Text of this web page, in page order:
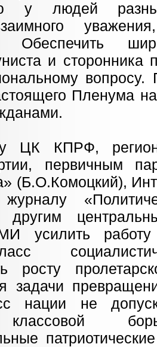
у людей
Обеспечить
и сторонника
вопросу.
Пленума
ЦК КПРФ,
первичным
(Б.О.Комоцкий),
другим
усилить
росту
задачи
нации не
классовой